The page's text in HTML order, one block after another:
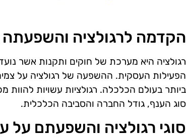
הקדמה לרגולציה
רגולציה היא מערכת של חוקים ותקנות אשר
הפעילות העסקית. ההשפעה של רגולציה על
ביותר בעולם הכלכלה. רגולציות עשויות להוות
סוג הענף, גודל החברה והסביבה הכלכלית.
סוגי רגולציה והשפעתם על